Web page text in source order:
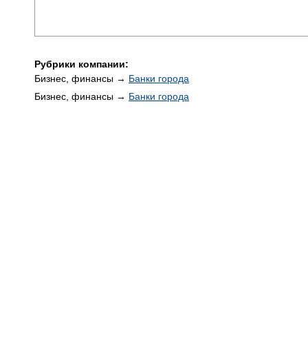
Рубрики компании:
Бизнес, финансы → Банки города
Бизнес, финансы → Банки города